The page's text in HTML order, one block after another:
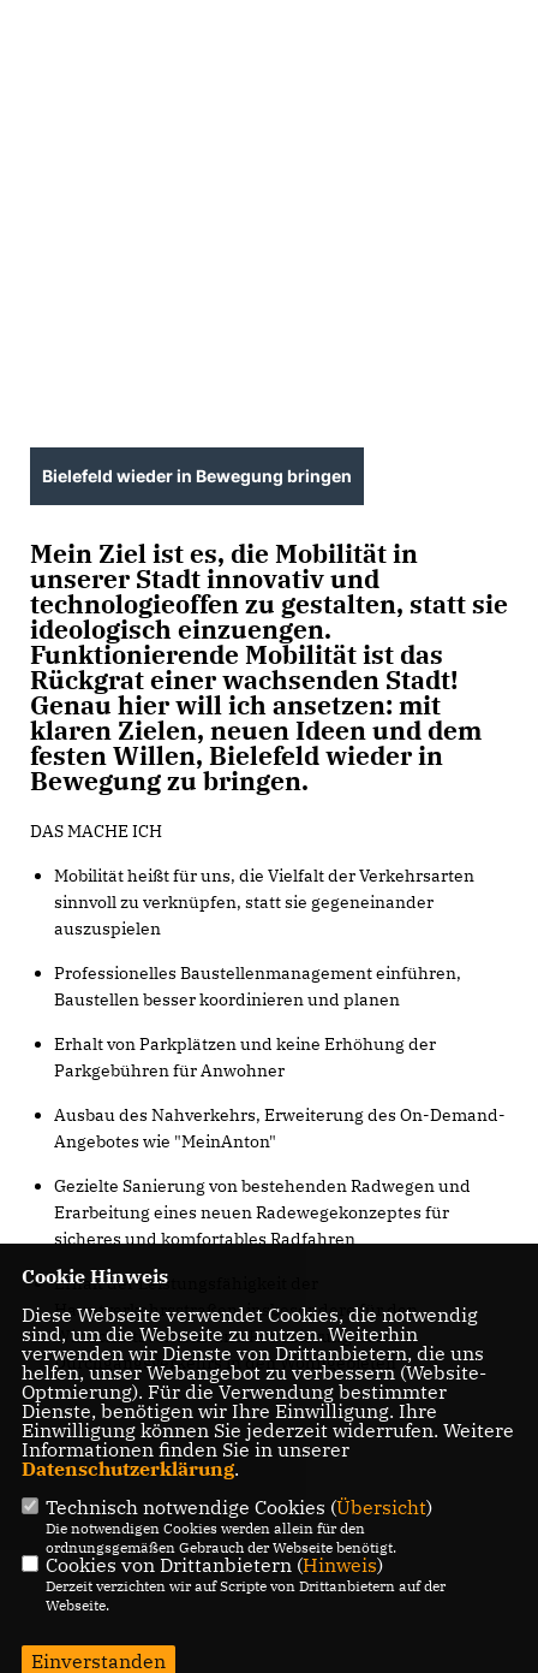
Bielefeld wieder in Bewegung bringen
Mein Ziel ist es, die Mobilität in
unserer Stadt innovativ und
technologieoffen zu gestalten, statt sie
ideologisch einzuengen.
Funktionierende Mobilität ist das
Rückgrat einer wachsenden Stadt!
Genau hier will ich ansetzen: mit
klaren Zielen, neuen Ideen und dem
festen Willen, Bielefeld wieder in
Bewegung zu bringen.
DAS MACHE ICH
Mobilität heißt für uns, die Vielfalt der Verkehrsarten
sinnvoll zu verknüpfen, statt sie gegeneinander
auszuspielen
Professionelles Baustellenmanagement einführen,
Baustellen besser koordinieren und planen
Erhalt von Parkplätzen und keine Erhöhung der
Parkgebühren für Anwohner
Ausbau des Nahverkehrs, Erweiterung des On-Demand-
Angebotes wie "MeinAnton"
Gezielte Sanierung von bestehenden Radwegen und
Erarbeitung eines neuen Radewegekonzeptes für
sicheres und komfortables Radfahren
Erhalt der Leistungsfähigkeit der
Hauptverkehrsstraßen, insbesondere für den
Wirtschaftsverkehr und Reduzierung des
Durchgangsverkehrs in den Wohngebieten
Cookie Hinweis
Diese Webseite verwendet Cookies, die notwendig
sind, um die Webseite zu nutzen. Weiterhin
verwenden wir Dienste von Drittanbietern, die uns
helfen, unser Webangebot zu verbessern (Website-
Optmierung). Für die Verwendung bestimmter
Dienste, benötigen wir Ihre Einwilligung. Ihre
Einwilligung können Sie jederzeit widerrufen. Weitere
Informationen finden Sie in unserer
Datenschutzerklärung.
Technisch notwendige Cookies (Übersicht)
Die notwendigen Cookies werden allein für den
ordnungsgemäßen Gebrauch der Webseite benötigt.
Cookies von Drittanbietern (Hinweis)
Derzeit verzichten wir auf Scripte von Drittanbietern auf der
Webseite.
Einverstanden